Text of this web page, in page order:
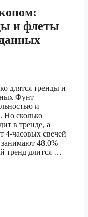
и флеты
длятся тренды и
Фунт
и
Но сколько
в тренде, а
4-часовых свечей
48.0%
тренд длится …